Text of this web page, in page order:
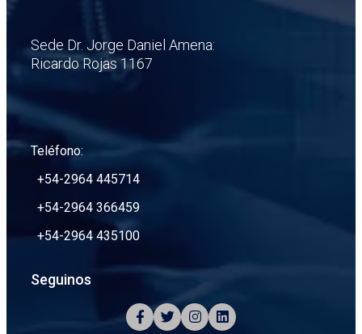
Sede Dr. Jorge Daniel Amena:
Ricardo Rojas 1167
Teléfono:
+54-2964 445714
+54-2964 366459
+54-2964 435100
Seguinos